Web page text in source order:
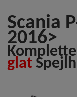
Scania
2016>
glat